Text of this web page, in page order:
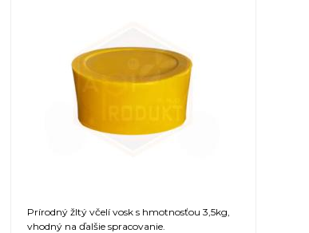
Prírodný žltý včelí vosk s hmotnosťou 3,5kg,
vhodný na ďalšie spracovanie.